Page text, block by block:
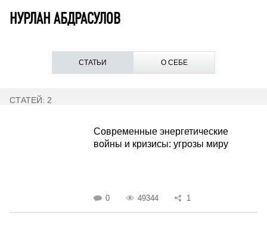
НУРЛАН АБДРАСУЛОВ
СТАТЬИ О СЕБЕ
СТАТЕЙ: 2
Современные энергетические
войны и кризисы: угрозы миру
0 49344 1